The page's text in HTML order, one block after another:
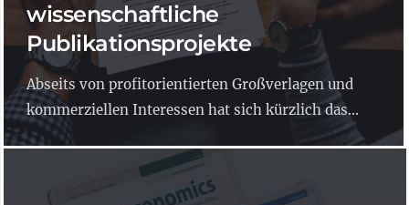
wissenschaftliche
Publikationsprojekte
Abseits von profitorientierten Großverlagen und
kommerziellen Interessen hat sich kürzlich das...